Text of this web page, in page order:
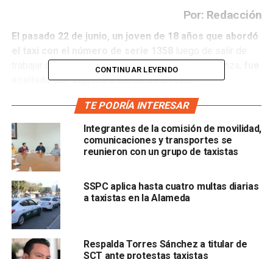
Por: Redacción
El pasado 22 de junio, un joven de 18 años que abordó
trabajar de un antro en la avenida Venustiano Carranza,
asaltado por sujetos a bordo de un taxi.
El joven relató para este medio, que abordó la unidad
afuera del bar Glitter cerca de las 4 de la mañana; no
obstante
, al arribar a la Carretera 57 el chofer habría
permitido el ingreso de tres sujetos que lo
sometieron, golpearon, despojaron de sus
pertenencias
Seminario.
CONTINUAR LEYENDO
TE PODRÍA INTERESAR
Integrantes de la comisión de movilidad,
comunicaciones y transportes se
reunieron con un grupo de taxistas
SSPC aplica hasta cuatro multas diarias
a taxistas en la Alameda
Respalda Torres Sánchez a titular de
SCT ante protestas taxistas